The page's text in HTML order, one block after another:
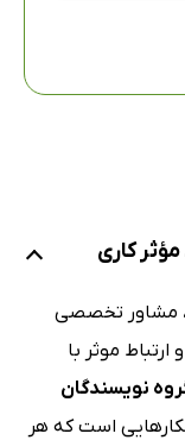
کاری
، مشاور تخصصی
موثر با
نویسندگان
است که هر